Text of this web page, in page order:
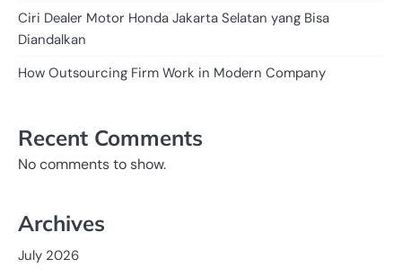
Ciri Dealer Motor Honda Jakarta Selatan yang Bisa
Diandalkan
How Outsourcing Firm Work in Modern Company
Recent Comments
No comments to show.
Archives
July 2026